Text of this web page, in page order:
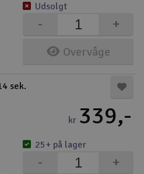
Overvåge
+
-
Udsolgt
sek.
kr 339,-
+
-
25+ på lager